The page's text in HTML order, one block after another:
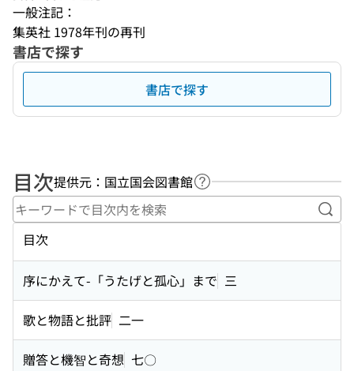
一般注記：
集英社 1978年刊の再刊
書店で探す
書店で探す
目次提供元：国立国会図書館 ヘルプページへのリンク
キ
目次
序にかえて-「うたげと孤心」まで 三
歌と物語と批評 二一
贈答と機智と奇想 七〇